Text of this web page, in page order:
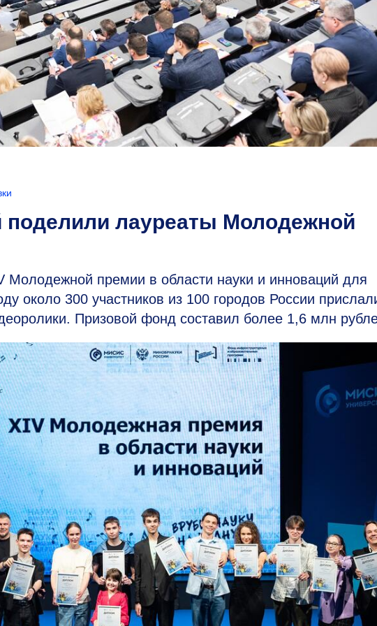
поделили лауреаты Молодежной
премии в области науки и инноваций для
около 300 участников из 100 городов России
Призовой фонд составил более 1,6 млн